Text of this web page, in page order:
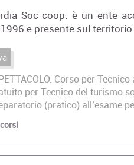
Soc coop. è un ente
e presente sul
Corso per
per Tecnico del turismo
(pratico) all’esame